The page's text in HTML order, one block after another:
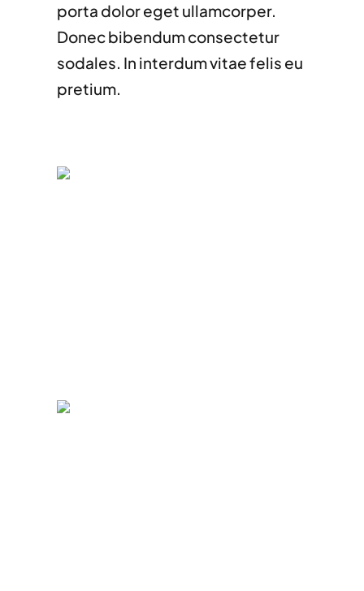
porta dolor eget ullamcorper.
Donec bibendum consectetur
sodales. In interdum vitae felis eu
pretium.